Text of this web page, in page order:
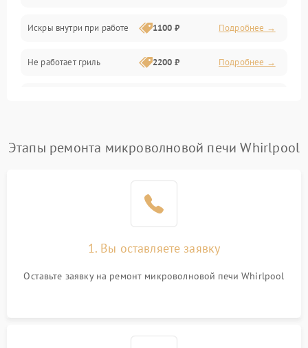
Программное обеспечение
Искры внутри при работе 1100 ₽ Подробнее →
Не работает гриль 2200 ₽ Подробнее →
Подробнее →
2200 ₽
Не работают сенсорные
1000 ₽
Этапы ремонта микроволновой печи Whirlpool
1. Вы оставляете заявку
Оставьте заявку на ремонт микроволновой печи Whirlpool